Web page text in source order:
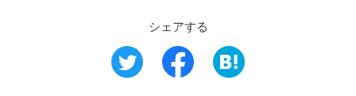
シェアする